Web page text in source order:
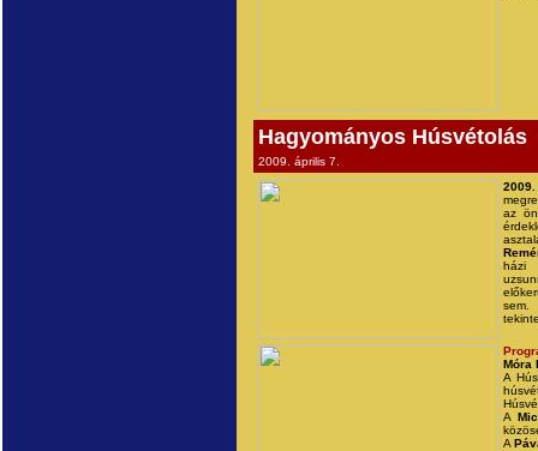
Hagyományos Húsvétolás
2009. április 7.
az
házi
sem.
Móra
A
A
A